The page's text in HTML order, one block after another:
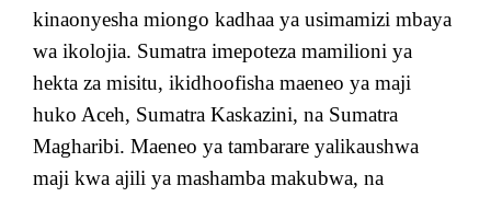
kinaonyesha miongo kadhaa ya usimamizi mbaya
wa ikolojia. Sumatra imepoteza mamilioni ya
hekta za misitu, ikidhoofisha maeneo ya maji
huko Aceh, Sumatra Kaskazini, na Sumatra
Magharibi. Maeneo ya tambarare yalikaushwa
maji kwa ajili ya mashamba makubwa, na